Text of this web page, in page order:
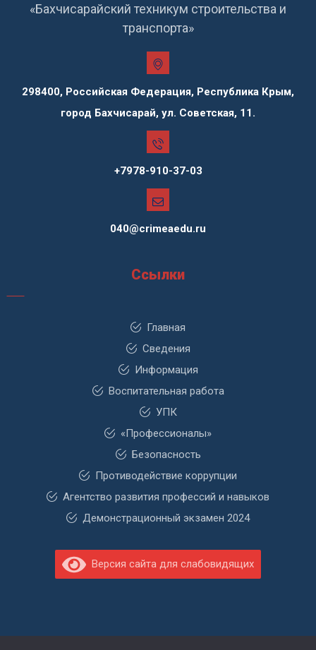
«Бахчисарайский техникум строительства и
транспорта»
298400, Российская Федерация, Республика Крым,
город Бахчисарай, ул. Советская, 11.
+7978-910-37-03
040@crimeaedu.ru
Ссылки
Главная
Сведения
Информация
Воспитательная работа
УПК
«Профессионалы»
Безопасность
Противодействие коррупции
Агентство развития профессий и навыков
Демонстрационный экзамен 2024
Версия сайта для слабовидящих